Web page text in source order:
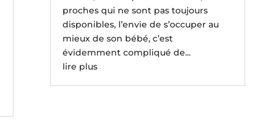
proches qui ne sont pas toujours
disponibles, l’envie de s’occuper au
mieux de son bébé, c’est
évidemment compliqué de...
lire plus